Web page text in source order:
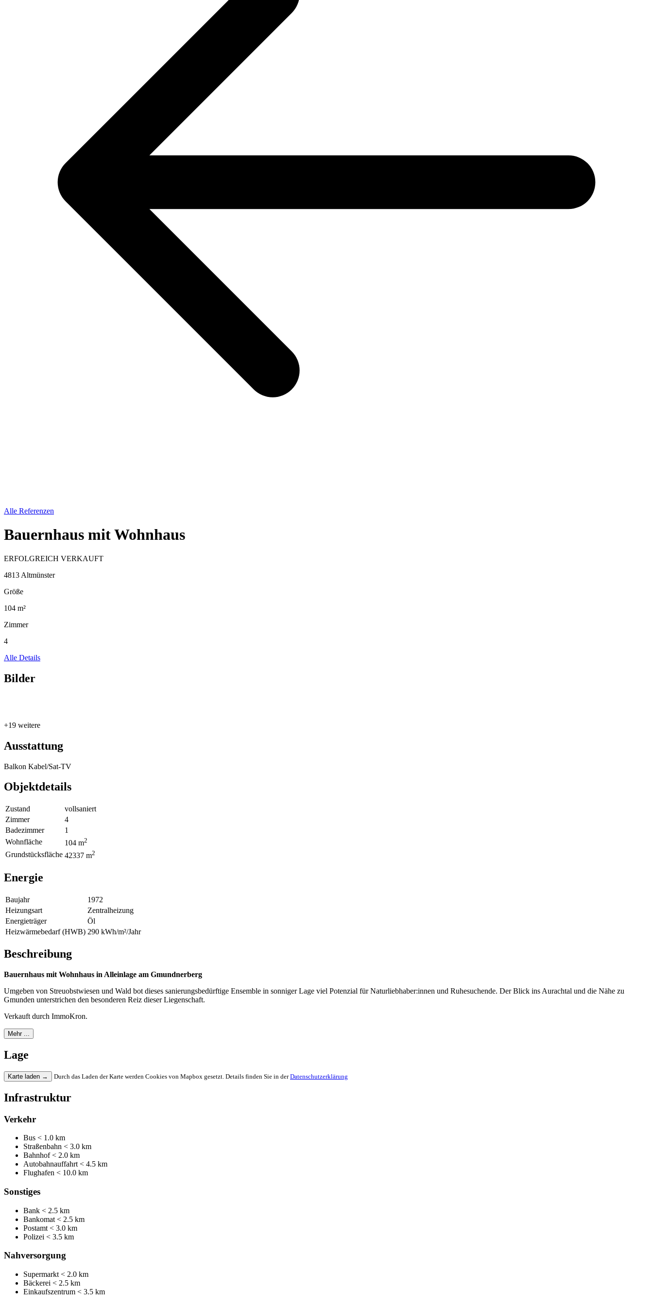
Alle Referenzen
Bauernhaus mit Wohnhaus
ERFOLGREICH VERKAUFT
4813 Altmünster
Größe
104 m²
Zimmer
4
Alle Details
Bilder
+19 weitere
Ausstattung
Balkon Kabel/Sat-TV
Objektdetails
Zustand
vollsaniert
Zimmer
4
Badezimmer
1
Wohnfläche
104 m2
Grundstücksfläche 42337 m2
Energie
Baujahr
1972
Heizungsart
Zentralheizung
Energieträger
Öl
Heizwärmebedarf (HWB) 290 kWh/m²/Jahr
Beschreibung
Bauernhaus mit Wohnhaus in Alleinlage am Gmundnerberg
Umgeben von Streuobstwiesen und Wald bot dieses sanierungsbedürftige Ensemble in sonniger Lage viel Potenzial für Naturliebhaber:innen und Ruhesuchende. Der Blick ins Aurachtal und die Nähe zu
Gmunden unterstrichen den besonderen Reiz dieser Liegenschaft.
Verkauft durch ImmoKron.
Mehr ...
Lage
Karte laden → Durch das Laden der Karte werden Cookies von Mapbox gesetzt. Details finden Sie in derDatenschutzerklärung
Infrastruktur
Verkehr
Bus < 1.0 km
Straßenbahn < 3.0 km
Bahnhof< 2.0 km
Autobahnauffahrt < 4.5 km
Flughafen < 10.0 km
Sonstiges
Bank < 2.5 km
Bankomat < 2.5 km
Postamt < 3.0 km
Polizei < 3.5 km
Nahversorgung
Supermarkt < 2.0 km
Bäckerei < 2.5 km
Einkaufszentrum < 3.5 km